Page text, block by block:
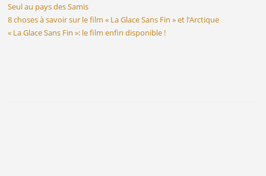
Seul au pays des Samis
8 choses à savoir sur le film « La Glace Sans Fin » et l’Arctique
« La Glace Sans Fin »: le film enfin disponible !